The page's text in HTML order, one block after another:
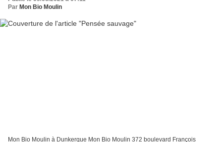
Par Mon Bio Moulin
Mon Bio Moulin à Dunkerque Mon Bio Moulin 372 boulevard François